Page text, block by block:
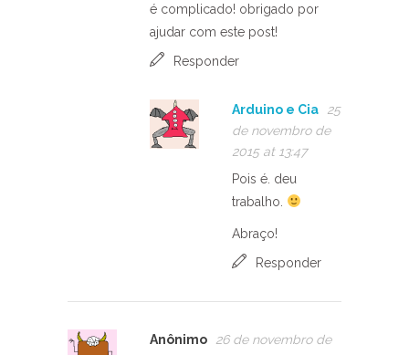
é complicado! obrigado por
ajudar com este post!
Responder
Arduino e Cia
25
de novembro de
2015 at 13:47
Pois é. deu
trabalho.
Abraço!
Responder
Anônimo
26 de novembro de